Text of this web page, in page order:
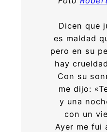
Dicen que
es maldad
pero en su
hay
Con su
me dijo:
y una
con un
Ayer me fui